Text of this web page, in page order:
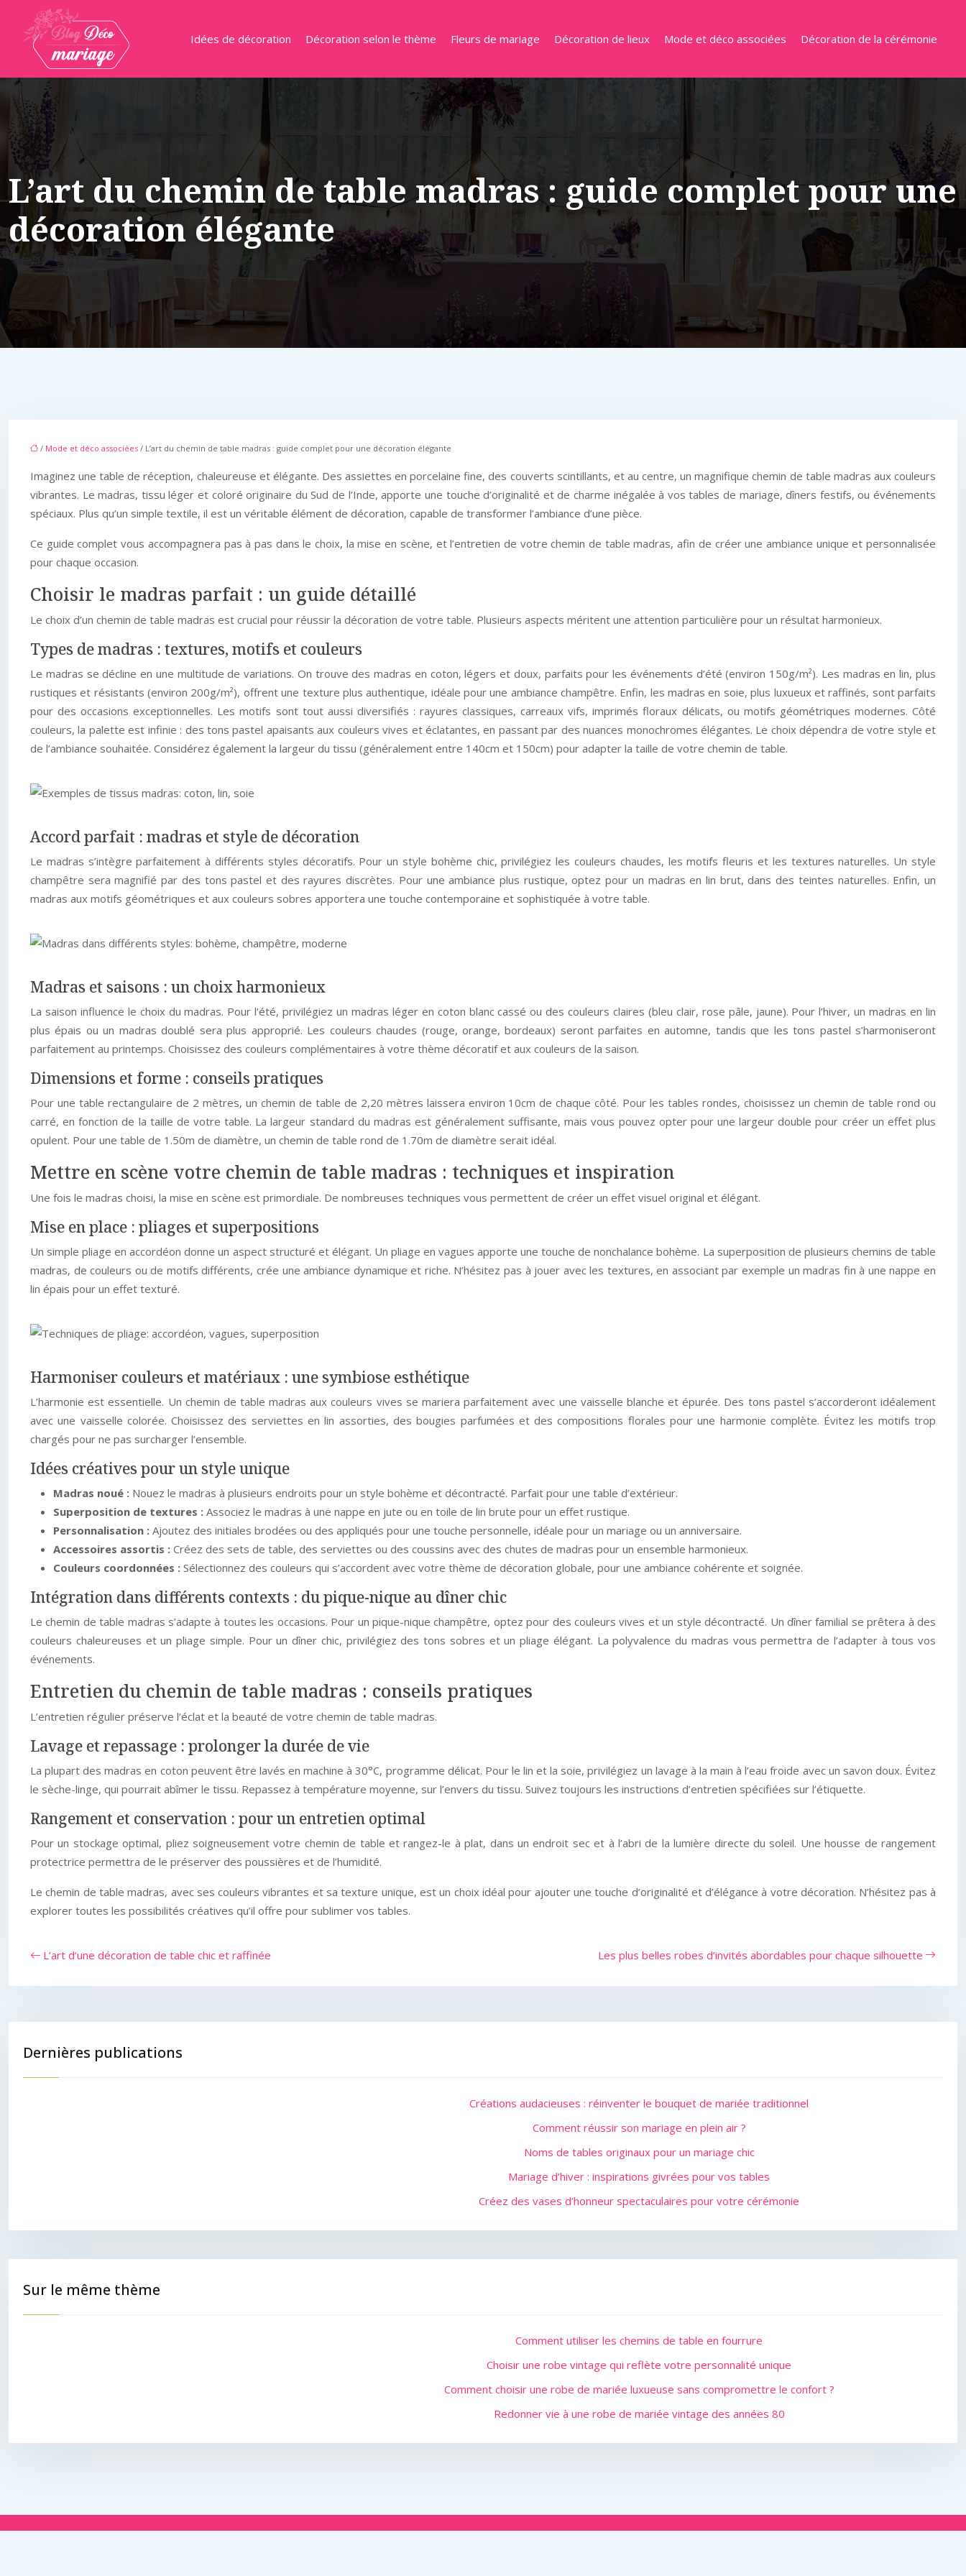
Idées de décoration Décoration selon le thème Fleurs de mariage Décoration de lieux Mode et déco associées Décoration de la cérémonie
L’art du chemin de table madras : guide complet pour une
décoration élégante
/ Mode et déco associées / L’art du chemin de table madras : guide complet pour une décoration élégante
Imaginez une table de réception, chaleureuse et élégante. Des assiettes en porcelaine fine, des couverts scintillants, et au centre, un magnifique chemin de table madras aux couleurs
vibrantes. Le madras, tissu léger et coloré originaire du Sud de l’Inde, apporte une touche d’originalité et de charme inégalée à vos tables de mariage, dîners festifs, ou événements
spéciaux. Plus qu’un simple textile, il est un véritable élément de décoration, capable de transformer l’ambiance d’une pièce.
Ce guide complet vous accompagnera pas à pas dans le choix, la mise en scène, et l’entretien de votre chemin de table madras, afin de créer une ambiance unique et personnalisée
pour chaque occasion.
Choisir le madras parfait : un guide détaillé
Le choix d’un chemin de table madras est crucial pour réussir la décoration de votre table. Plusieurs aspects méritent une attention particulière pour un résultat harmonieux.
Types de madras : textures, motifs et couleurs
Le madras se décline en une multitude de variations. On trouve des madras en coton, légers et doux, parfaits pour les événements d’été (environ 150g/m²). Les madras en lin, plus
rustiques et résistants (environ 200g/m²), offrent une texture plus authentique, idéale pour une ambiance champêtre. Enfin, les madras en soie, plus luxueux et raffinés, sont parfaits
pour des occasions exceptionnelles. Les motifs sont tout aussi diversifiés : rayures classiques, carreaux vifs, imprimés floraux délicats, ou motifs géométriques modernes. Côté
couleurs, la palette est infinie : des tons pastel apaisants aux couleurs vives et éclatantes, en passant par des nuances monochromes élégantes. Le choix dépendra de votre style et
de l’ambiance souhaitée. Considérez également la largeur du tissu (généralement entre 140cm et 150cm) pour adapter la taille de votre chemin de table.
Accord parfait : madras et style de décoration
Le madras s’intègre parfaitement à différents styles décoratifs. Pour un style bohème chic, privilégiez les couleurs chaudes, les motifs fleuris et les textures naturelles. Un style
champêtre sera magnifié par des tons pastel et des rayures discrètes. Pour une ambiance plus rustique, optez pour un madras en lin brut, dans des teintes naturelles. Enfin, un
madras aux motifs géométriques et aux couleurs sobres apportera une touche contemporaine et sophistiquée à votre table.
Madras et saisons : un choix harmonieux
La saison influence le choix du madras. Pour l’été, privilégiez un madras léger en coton blanc cassé ou des couleurs claires (bleu clair, rose pâle, jaune). Pour l’hiver, un madras en lin
plus épais ou un madras doublé sera plus approprié. Les couleurs chaudes (rouge, orange, bordeaux) seront parfaites en automne, tandis que les tons pastel s’harmoniseront
parfaitement au printemps. Choisissez des couleurs complémentaires à votre thème décoratif et aux couleurs de la saison.
Dimensions et forme : conseils pratiques
Pour une table rectangulaire de 2 mètres, un chemin de table de 2,20 mètres laissera environ 10cm de chaque côté. Pour les tables rondes, choisissez un chemin de table rond ou
carré, en fonction de la taille de votre table. La largeur standard du madras est généralement suffisante, mais vous pouvez opter pour une largeur double pour créer un effet plus
opulent. Pour une table de 1.50m de diamètre, un chemin de table rond de 1.70m de diamètre serait idéal.
Mettre en scène votre chemin de table madras : techniques et inspiration
Une fois le madras choisi, la mise en scène est primordiale. De nombreuses techniques vous permettent de créer un effet visuel original et élégant.
Mise en place : pliages et superpositions
Un simple pliage en accordéon donne un aspect structuré et élégant. Un pliage en vagues apporte une touche de nonchalance bohème. La superposition de plusieurs chemins de table
madras, de couleurs ou de motifs différents, crée une ambiance dynamique et riche. N’hésitez pas à jouer avec les textures, en associant par exemple un madras fin à une nappe en
lin épais pour un effet texturé.
Harmoniser couleurs et matériaux : une symbiose esthétique
L’harmonie est essentielle. Un chemin de table madras aux couleurs vives se mariera parfaitement avec une vaisselle blanche et épurée. Des tons pastel s’accorderont idéalement
avec une vaisselle colorée. Choisissez des serviettes en lin assorties, des bougies parfumées et des compositions florales pour une harmonie complète. Évitez les motifs trop
chargés pour ne pas surcharger l’ensemble.
Idées créatives pour un style unique
Madras noué : Nouez le madras à plusieurs endroits pour un style bohème et décontracté. Parfait pour une table d’extérieur.
Superposition de textures : Associez le madras à une nappe en jute ou en toile de lin brute pour un effet rustique.
Personnalisation : Ajoutez des initiales brodées ou des appliqués pour une touche personnelle, idéale pour un mariage ou un anniversaire.
Accessoires assortis : Créez des sets de table, des serviettes ou des coussins avec des chutes de madras pour un ensemble harmonieux.
Couleurs coordonnées : Sélectionnez des couleurs qui s’accordent avec votre thème de décoration globale, pour une ambiance cohérente et soignée.
Intégration dans différents contexts : du pique-nique au dîner chic
Le chemin de table madras s’adapte à toutes les occasions. Pour un pique-nique champêtre, optez pour des couleurs vives et un style décontracté. Un dîner familial se prêtera à des
couleurs chaleureuses et un pliage simple. Pour un dîner chic, privilégiez des tons sobres et un pliage élégant. La polyvalence du madras vous permettra de l’adapter à tous vos
événements.
Entretien du chemin de table madras : conseils pratiques
L’entretien régulier préserve l’éclat et la beauté de votre chemin de table madras.
Lavage et repassage : prolonger la durée de vie
La plupart des madras en coton peuvent être lavés en machine à 30°C, programme délicat. Pour le lin et la soie, privilégiez un lavage à la main à l’eau froide avec un savon doux. Évitez
le sèche-linge, qui pourrait abîmer le tissu. Repassez à température moyenne, sur l’envers du tissu. Suivez toujours les instructions d’entretien spécifiées sur l’étiquette.
Rangement et conservation : pour un entretien optimal
Pour un stockage optimal, pliez soigneusement votre chemin de table et rangez-le à plat, dans un endroit sec et à l’abri de la lumière directe du soleil. Une housse de rangement
protectrice permettra de le préserver des poussières et de l’humidité.
Le chemin de table madras, avec ses couleurs vibrantes et sa texture unique, est un choix idéal pour ajouter une touche d’originalité et d’élégance à votre décoration. N’hésitez pas à
explorer toutes les possibilités créatives qu’il offre pour sublimer vos tables.
L’art d’une décoration de table chic et raffinée Les plus belles robes d’invités abordables pour chaque silhouette
Dernières publications
Créations audacieuses : réinventer le bouquet de mariée traditionnel
Comment réussir son mariage en plein air ?
Noms de tables originaux pour un mariage chic
Mariage d’hiver : inspirations givrées pour vos tables
Créez des vases d’honneur spectaculaires pour votre cérémonie
Sur le même thème
Comment utiliser les chemins de table en fourrure
Choisir une robe vintage qui reflète votre personnalité unique
Comment choisir une robe de mariée luxueuse sans compromettre le confort ?
Redonner vie à une robe de mariée vintage des années 80